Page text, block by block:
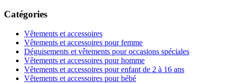
Catégories
Vêtements et accessoires
Vêtements et accessoires pour femme
Déguisements et vêtements pour occasions spéciales
Vêtements et accessoires pour homme
Vêtements et accessoires pour enfant de 2 à 16 ans
Vêtements et accessoires pour bébé